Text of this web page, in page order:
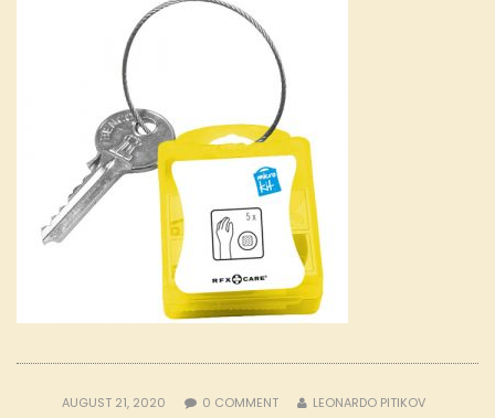
AUGUST 21, 2020 0 COMMENT LEONARDO PITIKOV